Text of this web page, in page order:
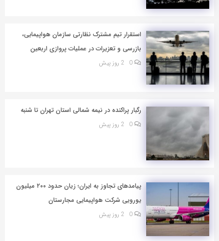
استقرار تیم مشترک نظارتی سازمان هواپیمایی،
بازرسی و تعزیرات در عملیات پروازی اربعین
0 2 روز پیش
رگبار پراکنده در نیمه شمالی استان تهران تا شنبه
0 2 روز پیش
پیامدهای تجاوز به ایران؛ زیان حدود ۲۰۰ میلیون
یورویی شرکت هواپیمایی مجارستان
0 2 روز پیش